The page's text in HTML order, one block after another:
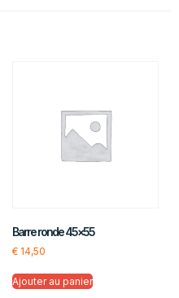
Barre ronde 45×55
€14,50
Ajouter au panier